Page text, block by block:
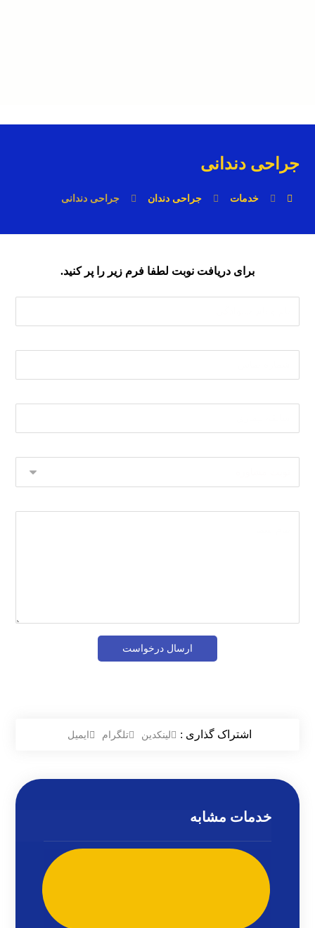
جراحی دندانی
خدمات جراحی دندان جراحی دندانی
برای دریافت نوبت لطفا فرم زیر را پر کنید.
لینکدین تلگرام ایمیل
خدمات مشابه